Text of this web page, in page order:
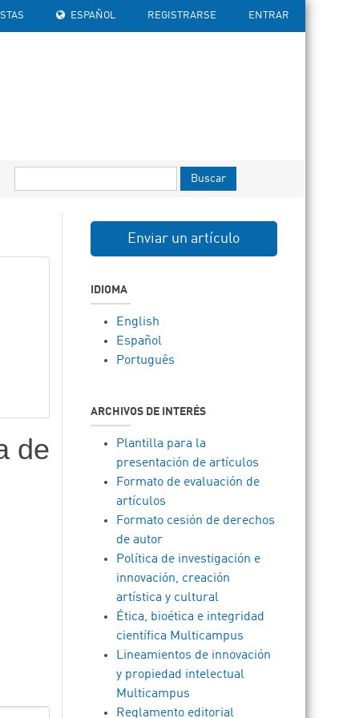
ESPAÑOL REGISTRARSE ENTRAR
Buscar
de
Enviar un artículo
IDIOMA
English
Español
Português
ARCHIVOS DE INTERÉS
Plantilla para la
presentación de artículos
Formato de evaluación de
artículos
Formato cesión de derechos
de autor
Política de investigación e
innovación, creación
artística y cultural
Ética, bioética e integridad
científica Multicampus
Lineamientos de innovación
y propiedad intelectual
Multicampus
Reglamento editorial